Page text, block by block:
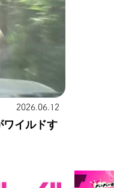
2026.06.12
ワイルドす